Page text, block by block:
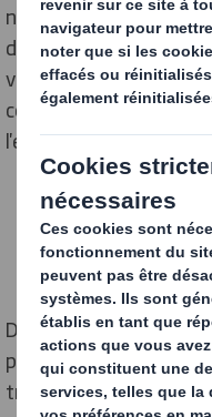
n'importe quel
désormais
venus du monde entier.
commerce sont
l'environnement est
De l'extraction des
production des
transport et au